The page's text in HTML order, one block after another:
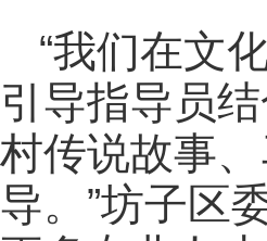
“我们在文
引导指导员
村传说故事
导。”坊子区